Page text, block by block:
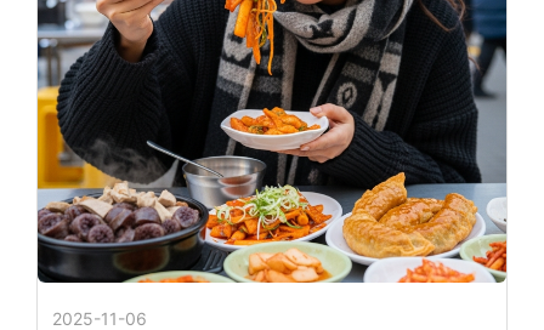
2025-11-06